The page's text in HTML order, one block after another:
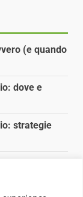
(e quando
dove e
strategie